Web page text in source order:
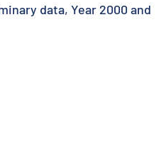
data, Year 2000 and